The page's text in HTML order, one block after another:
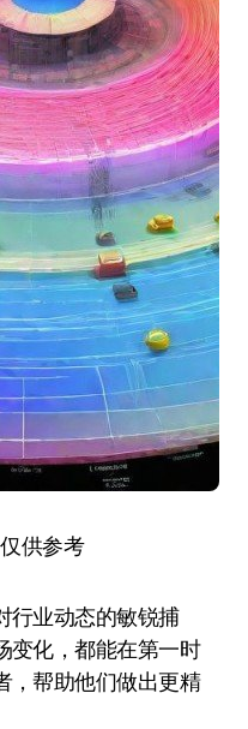
供参考
行业动态的敏锐捕
变化，都能在第一时
，帮助他们做出更精